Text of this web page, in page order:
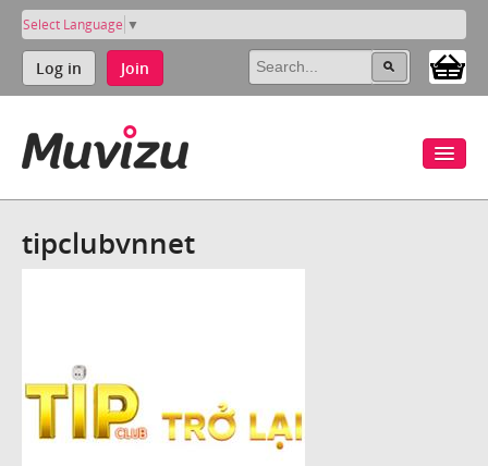
Select Language ▼
Log in Join
tipclubvnnet